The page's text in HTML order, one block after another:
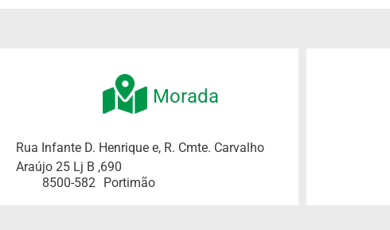
Morada
Rua Infante D. Henrique e, R. Cmte. Carvalho
Araújo 25 Lj B ,690
8500-582
Portimão